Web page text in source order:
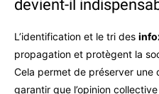
devient-il
L’identification et le tri des
propagation et protègent la
Cela permet de préserver une
garantir que l’opinion